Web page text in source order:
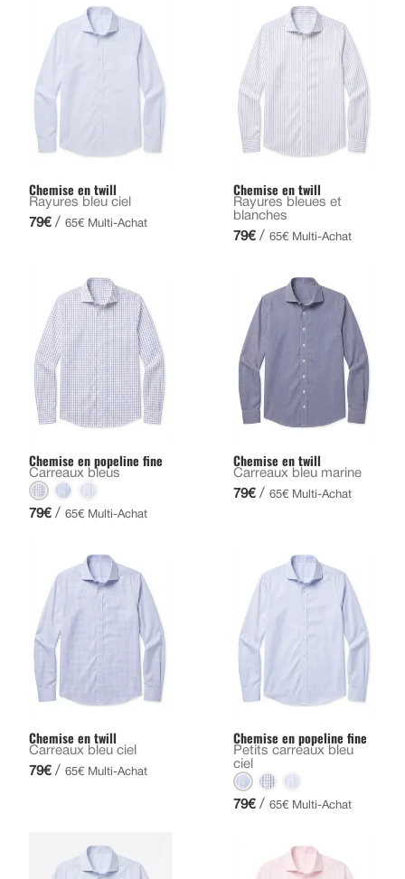
Chemise en twill
Rayures bleu ciel
79€ / 65€ Multi-Achat
Chemise en twill
Rayures bleues et
blanches
79€ / 65€ Multi-Achat
Chemise en popeline fine
Carreaux bleus
79€ / 65€ Multi-Achat
Chemise en twill
Carreaux bleu marine
79€ / 65€ Multi-Achat
Chemise en twill
Carreaux bleu ciel
79€ / 65€ Multi-Achat
Chemise en popeline fine
Petits carreaux bleu
ciel
79€ / 65€ Multi-Achat